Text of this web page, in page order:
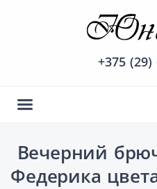
+375 (29)
Вечерний
Федерика